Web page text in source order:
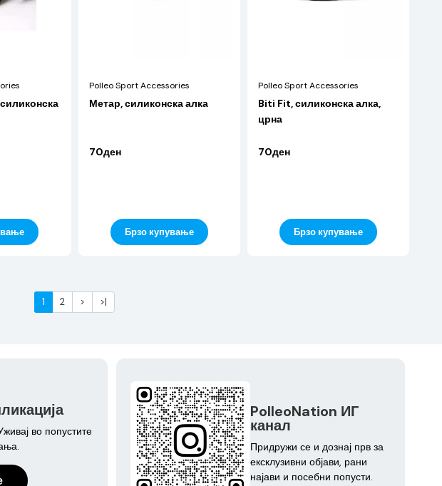
Polleo Sport Accessories
Метар, силиконска алка
70ден
Брзо купување
Polleo Sport Accessories
Biti Fit, силиконска алка,
црна
70ден
Брзо купување
1 2 > >|
во попустите
PolleoNation ИГ
канал
Придружи се и дознај прв за
ексклузивни објави, рани
најави и посебни попусти.